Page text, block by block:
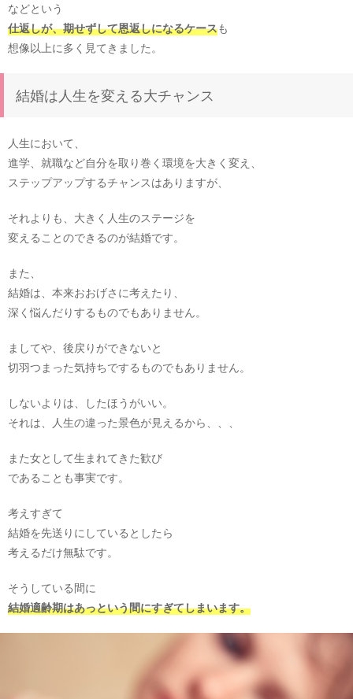
などという
仕返しが、期せずして恩返しになるケースも
想像以上に多く見てきました。
結婚は人生を変える大チャンス
人生において、
進学、就職など自分を取り巻く環境を大きく変え、
ステップアップするチャンスはありますが、
それよりも、大きく人生のステージを
変えることのできるのが結婚です。
また、
結婚は、本来おおげさに考えたり、
深く悩んだりするものでもありません。
ましてや、後戻りができないと
切羽つまった気持ちでするものでもありません。
しないよりは、したほうがいい。
それは、人生の違った景色が見えるから、、、
また女として生まれてきた歓び
であることも事実です。
考えすぎて
結婚を先送りにしているとしたら
考えるだけ無駄です。
そうしている間に
結婚適齢期はあっという間にすぎてしまいます。